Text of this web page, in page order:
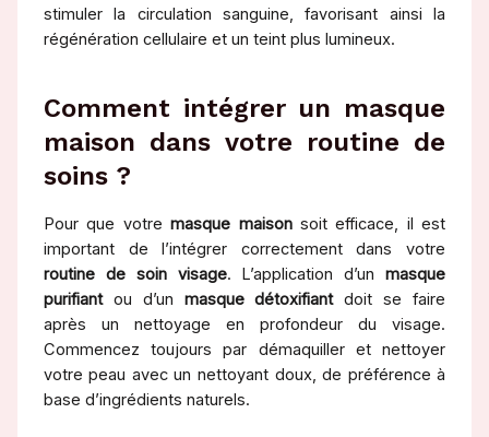
stimuler la circulation sanguine, favorisant ainsi la
régénération cellulaire et un teint plus lumineux.
Comment intégrer un masque
maison dans votre routine de
soins ?
Pour que votremasque maisonsoit efficace, il est
important de l’intégrer correctement dans votre
routine de soin visage. L’application d’unmasque
purifiantou d’un masque détoxifiantdoit se faire
après un nettoyage en profondeur du visage.
Commencez toujours par démaquiller et nettoyer
votre peau avec un nettoyant doux, de préférence à
base d’ingrédients naturels.